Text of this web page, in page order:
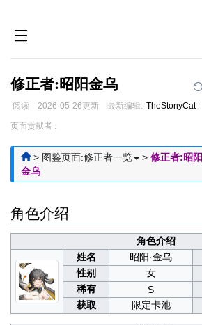
修正者:昭阳金乌
阅读 2026-05-26更新 最新编辑: TheStonyCat
跳
导
跳
搜
页面贡献者 :
> 图鉴页面:修正者一览 > 修正者:昭阳
金乌
角色介绍
角色介绍
姓名
昭阳·金乌
性别
女
稀有
S
获取
限定卡池